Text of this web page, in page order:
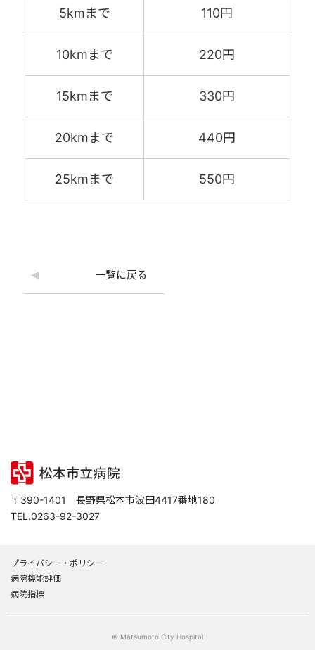
5kmまで 110円
10kmまで 220円
15kmまで 330円
20kmまで 440円
25kmまで 550円
一覧に戻る
〒390-1401 長野県松本市波田4417番地180
TEL.0263-92-3027
プライバシー・ポリシー
病院機能評価
病院指標
© Matsumoto City Hospital